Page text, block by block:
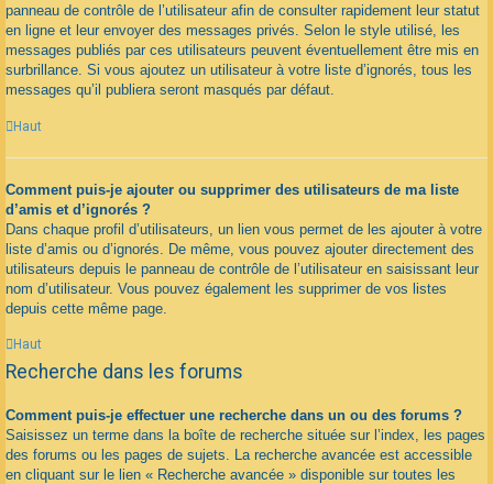
panneau de contrôle de l’utilisateur afin de consulter rapidement leur statut
en ligne et leur envoyer des messages privés. Selon le style utilisé, les
messages publiés par ces utilisateurs peuvent éventuellement être mis en
surbrillance. Si vous ajoutez un utilisateur à votre liste d’ignorés, tous les
messages qu’il publiera seront masqués par défaut.
Haut
Comment puis-je ajouter ou supprimer des utilisateurs de ma liste
d’amis et d’ignorés ?
Dans chaque profil d’utilisateurs, un lien vous permet de les ajouter à votre
liste d’amis ou d’ignorés. De même, vous pouvez ajouter directement des
utilisateurs depuis le panneau de contrôle de l’utilisateur en saisissant leur
nom d’utilisateur. Vous pouvez également les supprimer de vos listes
depuis cette même page.
Haut
Recherche dans les forums
Comment puis-je effectuer une recherche dans un ou des forums ?
Saisissez un terme dans la boîte de recherche située sur l’index, les pages
des forums ou les pages de sujets. La recherche avancée est accessible
en cliquant sur le lien « Recherche avancée » disponible sur toutes les